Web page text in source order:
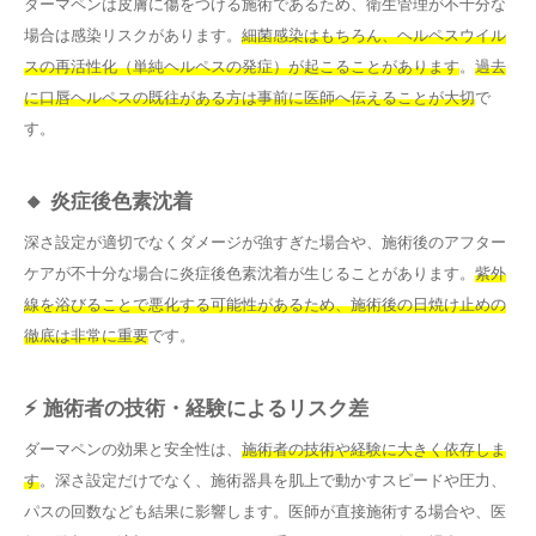
ダーマペンは皮膚に傷をつける施術であるため、衛生管理が不十分な
場合は感染リスクがあります。 細菌感染はもちろん、ヘルペスウイル
スの再活性化（単純ヘルペスの発症）が起こることがあります。 過去
に口唇ヘルペスの既往がある方は事前に医師へ伝えることが大切で
す。
🔸 炎症後色素沈着
深さ設定が適切でなくダメージが強すぎた場合や、施術後のアフター
ケアが不十分な場合に炎症後色素沈着が生じることがあります。 紫外
線を浴びることで悪化する可能性があるため、施術後の日焼け止めの
徹底は非常に重要です。
⚡ 施術者の技術・経験によるリスク差
ダーマペンの効果と安全性は、 施術者の技術や経験に大きく依存しま
す。深さ設定だけでなく、施術器具を肌上で動かすスピードや圧力、
パスの回数なども結果に影響します。医師が直接施術する場合や、医